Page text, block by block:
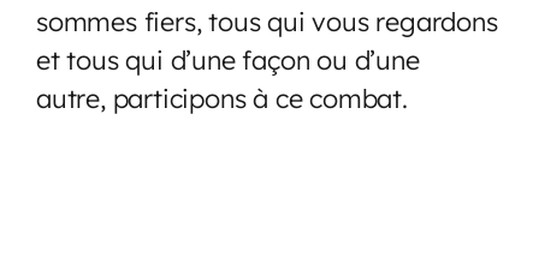
sommes fiers, tous qui vous regardons
et tous qui d’une façon ou d’une
autre, participons à ce combat.